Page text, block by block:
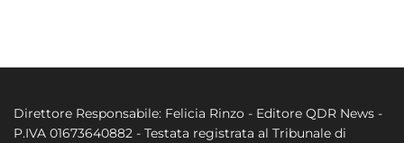
Direttore Responsabile: Felicia Rinzo - Editore QDR News -
P.IVA 01673640882 - Testata registrata al Tribunale di